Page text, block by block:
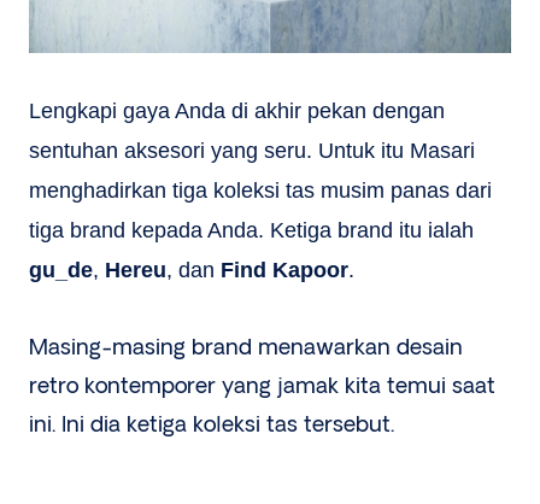
Lengkapi gaya Anda di akhir pekan dengan
sentuhan aksesori yang seru. Untuk itu Masari
menghadirkan tiga koleksi tas musim panas dari
tiga brand kepada Anda. Ketiga brand itu ialah
gu_de, Hereu, dan Find Kapoor.
Masing-masing brand menawarkan desain
retro kontemporer yang jamak kita temui saat
ini. Ini dia ketiga koleksi tas tersebut.